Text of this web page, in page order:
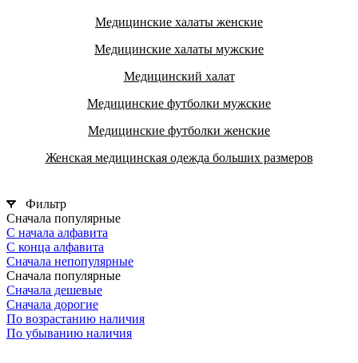
Медицинские халаты женские
Медицинские халаты мужские
Медицинский халат
Медицинские футболки мужские
Медицинские футболки женские
Женская медицинская одежда больших размеров
Фильтр
Сначала популярные
С начала алфавита
С конца алфавита
Сначала непопулярные
Сначала популярные
Сначала дешевые
Сначала дорогие
По возрастанию наличия
По убыванию наличия